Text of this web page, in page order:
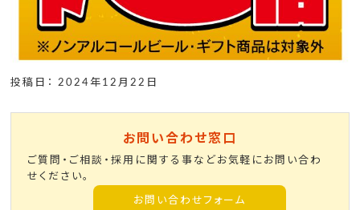
投稿日： 2024年12月22日
お問い合わせ窓口
ご質問・ご相談・採用に関する事などお気軽にお問い合わ
せください。
お問い合わせフォーム